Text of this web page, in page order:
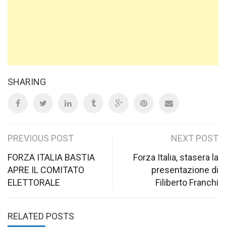
SHARING
Post
navigation
PREVIOUS POST
FORZA ITALIA BASTIA
APRE IL COMITATO
ELETTORALE
NEXT POST
Forza Italia, stasera la
presentazione di
Filiberto Franchi
RELATED POSTS